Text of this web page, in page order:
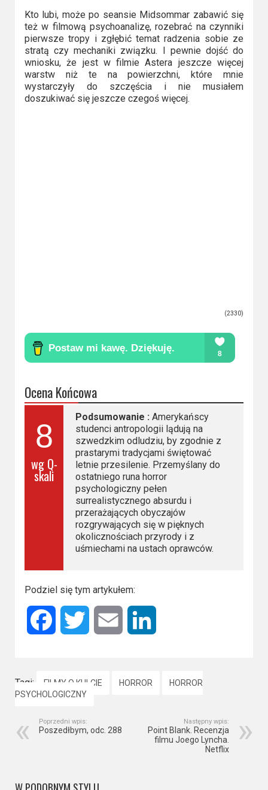
Kto lubi, może po seansie Midsommar zabawić się
też w filmową psychoanalizę, rozebrać na czynniki
pierwsze tropy i zgłębić temat radzenia sobie ze
stratą czy mechaniki związku. I pewnie dojść do
wniosku, że jest w filmie Astera jeszcze więcej
warstw niż te na powierzchni, które mnie
wystarczyły do szczęścia i nie musiałem
doszukiwać się jeszcze czegoś więcej.
(2330)
Ocena Końcowa
8
wg Q-
skali
Podsumowanie :Amerykańscy
studenci antropologii lądują na
szwedzkim odludziu, by zgodnie z
prastarymi tradycjami świętować
letnie przesilenie. Przemyślany do
ostatniego runa horror
psychologiczny pełen
surrealistycznego absurdu i
przerażających obyczajów
rozgrywających się w pięknych
okolicznościach przyrody i z
uśmiechami na ustach oprawców.
Podziel się tym artykułem:
Facebook Twitter Email
Tagi: FILMY O KULCIE HORROR
HORROR
PSYCHOLOGICZNY
Poprzedni wpis:
Poszedłbym, odc. 288
Następny wpis:
Point Blank. Recenzja
filmu Joego Lyncha.
Netflix